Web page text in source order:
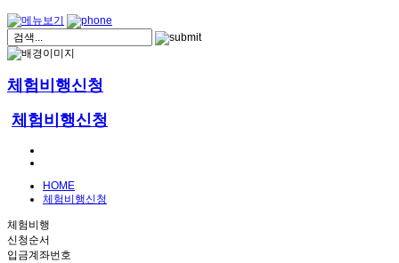
체험비행신청
체험비행신청
HOME
체험비행신청
체험비행
신청순서
입금계좌번호